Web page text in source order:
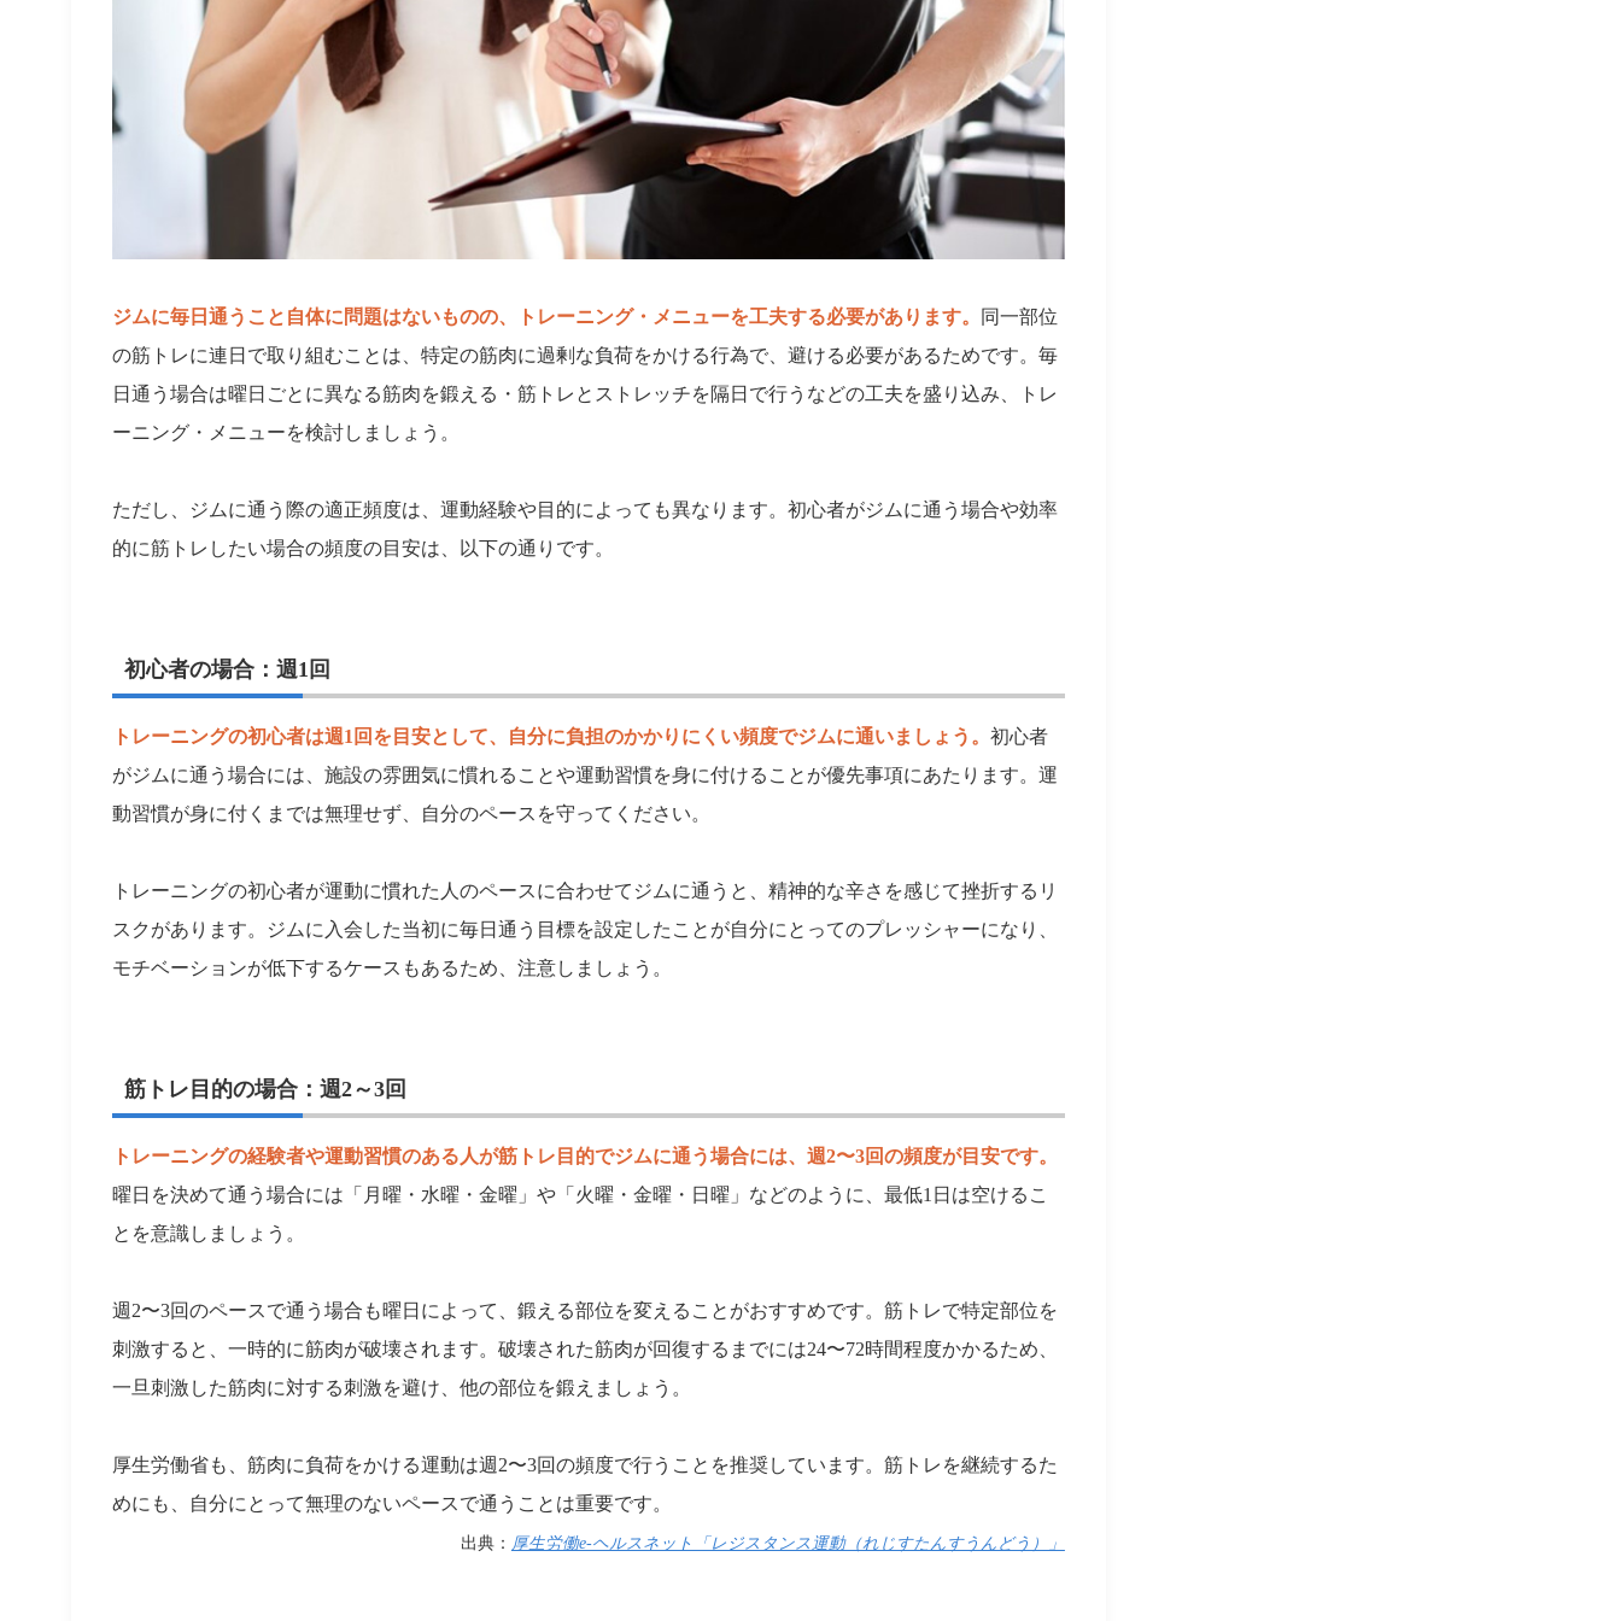
ジムに毎日通うこと自体に問題はないものの、トレーニング・メニューを工夫する必要があります。
同一部位
の筋トレに連日で取り組むことは、特定の筋肉に過剰な負荷をかける行為で、避ける必要があるためです。毎
日通う場合は曜日ごとに異なる筋肉を鍛える・筋トレとストレッチを隔日で行うなどの工夫を盛り込み、トレ
ーニング・メニューを検討しましょう。
ただし、ジムに通う際の適正頻度は、運動経験や目的によっても異なります。初心者がジムに通う場合や効率
的に筋トレしたい場合の頻度の目安は、以下の通りです。
初心者の場合：週1回
トレーニングの初心者は週1回を目安として、自分に負担のかかりにくい頻度でジムに通いましょう。初心者
がジムに通う場合には、施設の雰囲気に慣れることや運動習慣を身に付けることが優先事項にあたります。運
動習慣が身に付くまでは無理せず、自分のペースを守ってください。
トレーニングの初心者が運動に慣れた人のペースに合わせてジムに通うと、精神的な辛さを感じて挫折するリ
スクがあります。ジムに入会した当初に毎日通う目標を設定したことが自分にとってのプレッシャーになり、
モチベーションが低下するケースもあるため、注意しましょう。
筋トレ目的の場合：週2～3回
トレーニングの経験者や運動習慣のある人が筋トレ目的でジムに通う場合には、週2〜3回の頻度が目安です。
曜日を決めて通う場合には「月曜・水曜・金曜」や「火曜・金曜・日曜」などのように、最低1日は空けるこ
とを意識しましょう。
週2〜3回のペースで通う場合も曜日によって、鍛える部位を変えることがおすすめです。筋トレで特定部位を
刺激すると、一時的に筋肉が破壊されます。破壊された筋肉が回復するまでには24〜72時間程度かかるため、
一旦刺激した筋肉に対する刺激を避け、他の部位を鍛えましょう。
厚生労働省も、筋肉に負荷をかける運動は週2〜3回の頻度で行うことを推奨しています。筋トレを継続するた
めにも、自分にとって無理のないペースで通うことは重要です。
出典： 厚生労働e-ヘルスネット「レジスタンス運動（れじすたんすうんどう）」